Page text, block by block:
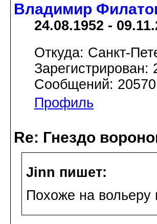
Владимир
24.08.1952 -
Откуда: Санкт-
Зарегистрирован:
Сообщений: 20570
Профиль
Re: Гнездо
Jinn пишет:
Похоже на вольеру